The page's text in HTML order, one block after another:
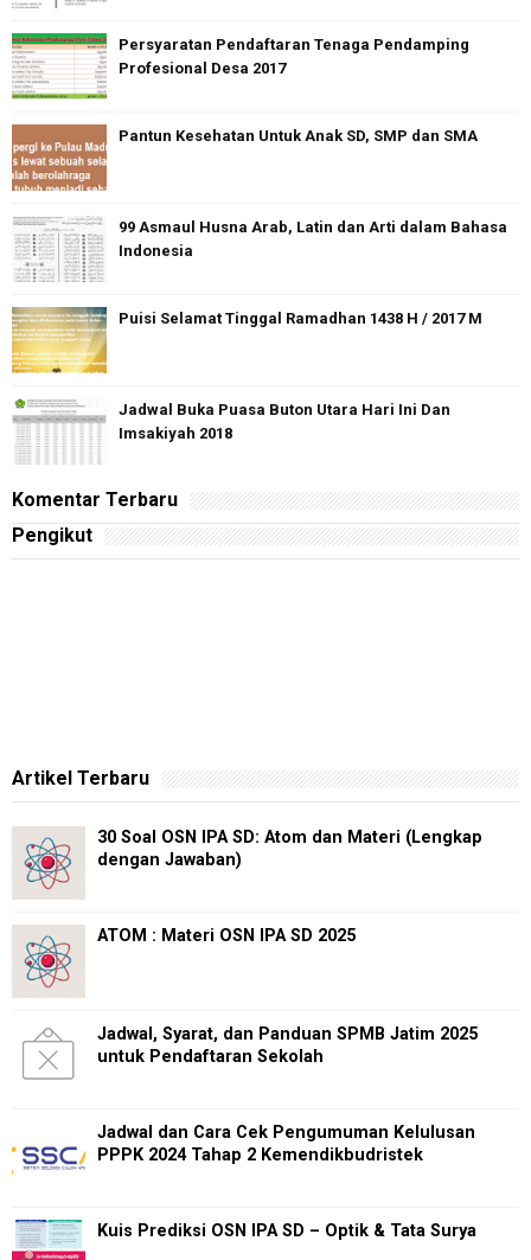
Persyaratan Pendaftaran Tenaga Pendamping
Profesional Desa 2017
Pantun Kesehatan Untuk Anak SD, SMP dan SMA
99 Asmaul Husna Arab, Latin dan Arti dalam Bahasa
Indonesia
Puisi Selamat Tinggal Ramadhan 1438 H / 2017 M
Jadwal Buka Puasa Buton Utara Hari Ini Dan
Imsakiyah 2018
Komentar Terbaru
Pengikut
Artikel Terbaru
30 Soal OSN IPA SD: Atom dan Materi (Lengkap
dengan Jawaban)
ATOM : Materi OSN IPA SD 2025
Jadwal, Syarat, dan Panduan SPMB Jatim 2025
untuk Pendaftaran Sekolah
Jadwal dan Cara Cek Pengumuman Kelulusan
PPPK 2024 Tahap 2 Kemendikbudristek
Kuis Prediksi OSN IPA SD – Optik & Tata Surya